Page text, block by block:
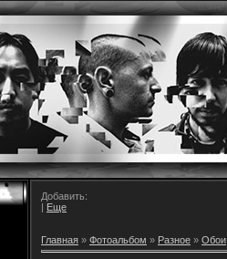
Добавить:
| Еще
Главная » Фотоальбом » Разное » Обои